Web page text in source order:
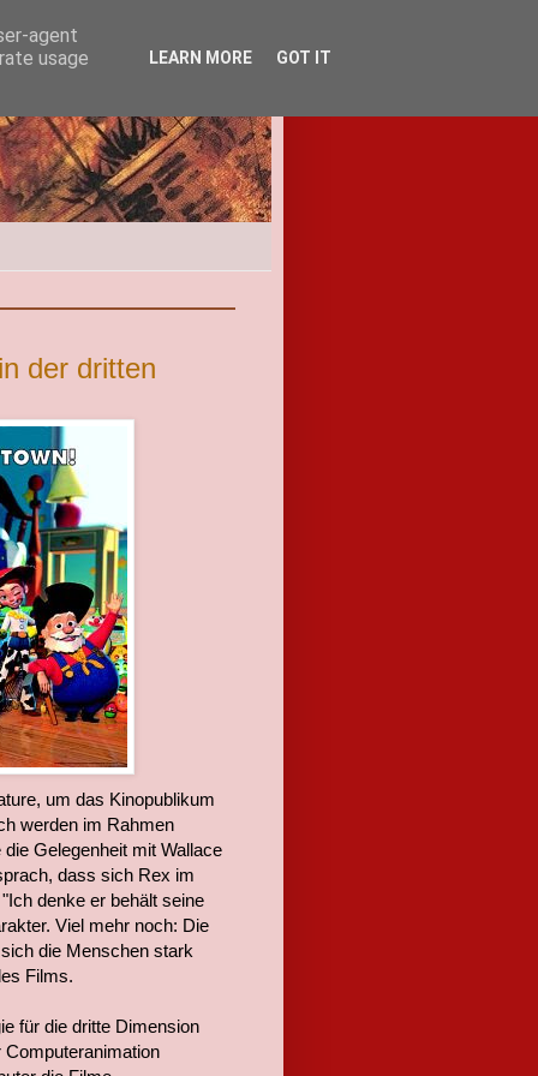
der dritten
um das Kinopublikum
werden im Rahmen
Gelegenheit mit Wallace
dass sich Rex im
denke er behält seine
Viel mehr noch: Die
die Menschen stark
Films.
für die dritte Dimension
agent
usage
LEARN MORE GOT IT